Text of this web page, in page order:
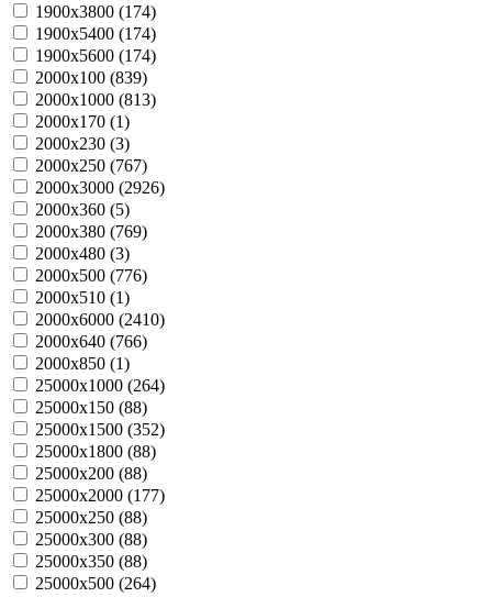
1900х3800 (174)
1900х5400 (174)
1900х5600 (174)
2000х100 (839)
2000х1000 (813)
2000х170 (1)
2000х230 (3)
2000х250 (767)
2000х3000 (2926)
2000х360 (5)
2000х380 (769)
2000х480 (3)
2000х500 (776)
2000х510 (1)
2000х6000 (2410)
2000х640 (766)
2000х850 (1)
25000х1000 (264)
25000х150 (88)
25000х1500 (352)
25000х1800 (88)
25000х200 (88)
25000х2000 (177)
25000х250 (88)
25000х300 (88)
25000х350 (88)
25000х500 (264)